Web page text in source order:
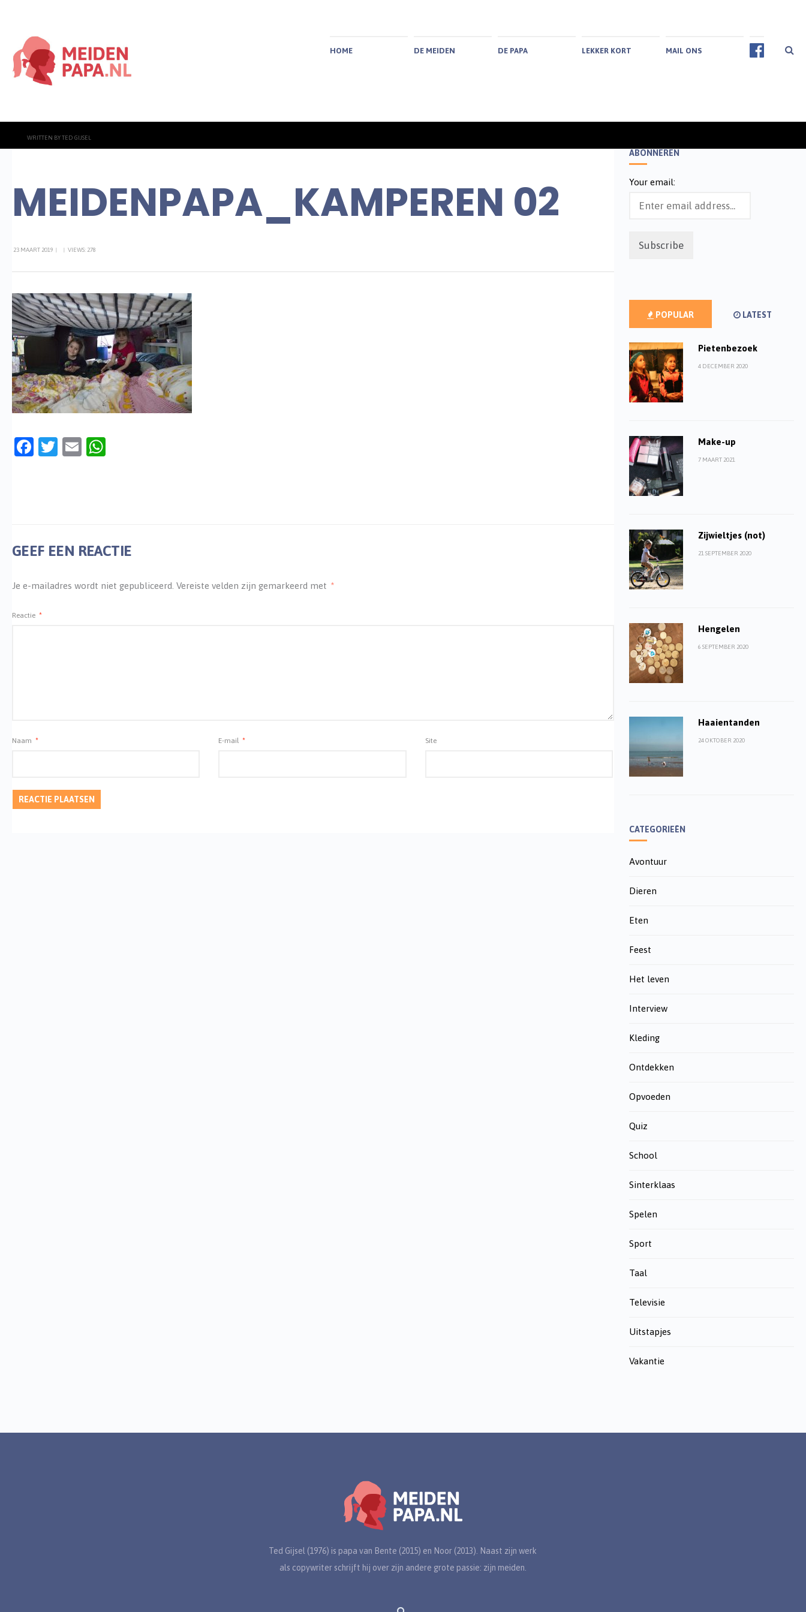
HOME DE MEIDEN DE PAPA LEKKER KORT MAIL ONS
WRITTEN BYTED GIJSEL
MEIDENPAPA_KAMPEREN 02
23 MAART 2019 | | VIEWS: 278
Facebook
Twitter
Email
GEEF EEN REACTIE
Je e-mailadres wordt niet gepubliceerd. Vereiste velden zijn gemarkeerd met *
Reactie *
Naam * E-mail * Site
ABONNEREN
Your email:
POPULAR LATEST
Pietenbezoek
4 DECEMBER 2020
Make-up
7 MAART 2021
Zijwieltjes (not)
21 SEPTEMBER 2020
Hengelen
6 SEPTEMBER 2020
Haaientanden
24 OKTOBER 2020
CATEGORIEËN
Avontuur
Dieren
Eten
Feest
Het leven
Interview
Kleding
Ontdekken
Opvoeden
Quiz
School
Sinterklaas
Spelen
Sport
Taal
Televisie
Uitstapjes
Vakantie
Ted Gijsel (1976) is papa van Bente (2015) en Noor (2013). Naast zijn werk
als copywriter schrijft hij over zijn andere grote passie: zijn meiden.